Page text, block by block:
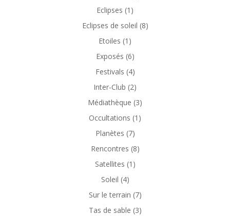
Eclipses (1)
Eclipses de soleil (8)
Etoiles (1)
Exposés (6)
Festivals (4)
Inter-Club (2)
Médiathèque (3)
Occultations (1)
Planètes (7)
Rencontres (8)
Satellites (1)
Soleil (4)
Sur le terrain (7)
Tas de sable (3)